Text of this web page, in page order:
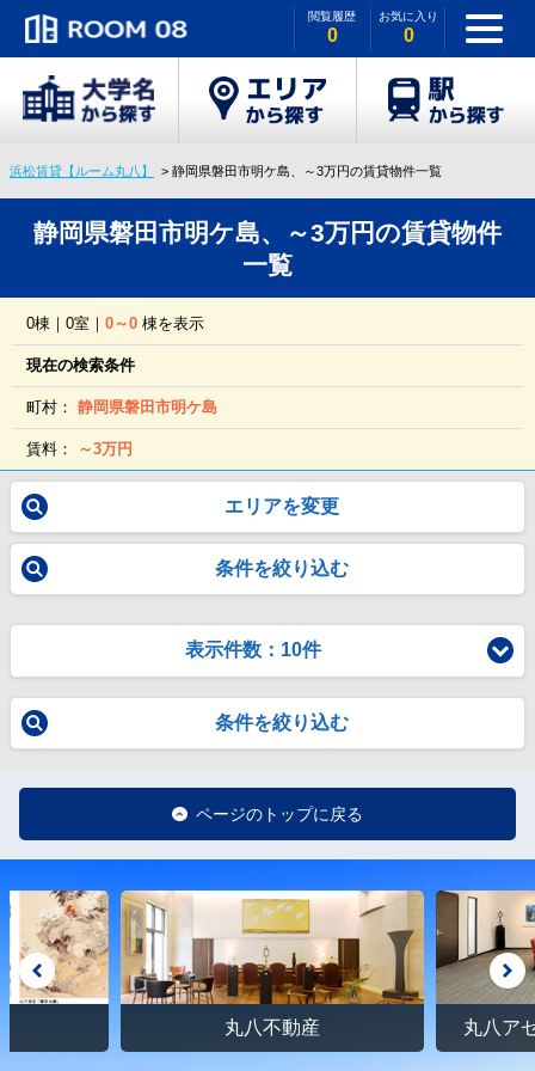
閲覧履歴
0
お気に入り
0
浜松賃貸【ルーム丸八】 静岡県磐田市明ケ島、～3万円の賃貸物件一覧
静岡県磐田市明ケ島、～3万円の賃貸物件
一覧
0棟｜0室｜0～0 棟を表示
現在の検索条件
町村：静岡県磐田市明ケ島
賃料： ～3万円
エリアを変更
条件を絞り込む
表示件数：10件
条件を絞り込む
ページのトップに戻る
丸八不動産 丸八ア